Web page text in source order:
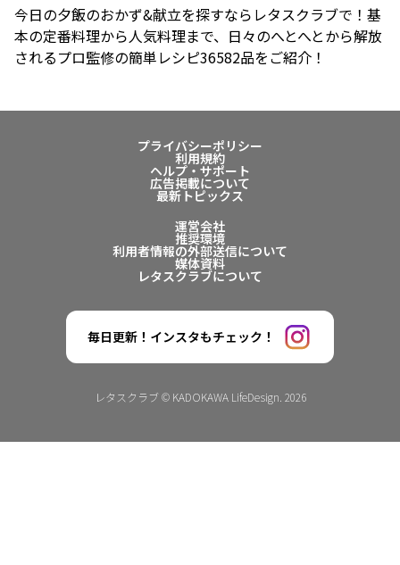
今日の夕飯のおかず&献立を探すならレタスクラブで！基
本の定番料理から人気料理まで、日々のへとへとから解放
されるプロ監修の簡単レシピ36582品をご紹介！
プライバシーポリシー
利用規約
ヘルプ・サポート
広告掲載について
最新トピックス
運営会社
推奨環境
利用者情報の外部送信について
媒体資料
レタスクラブについて
毎日更新！インスタもチェック！
レタスクラブ © KADOKAWA LifeDesign. 2026